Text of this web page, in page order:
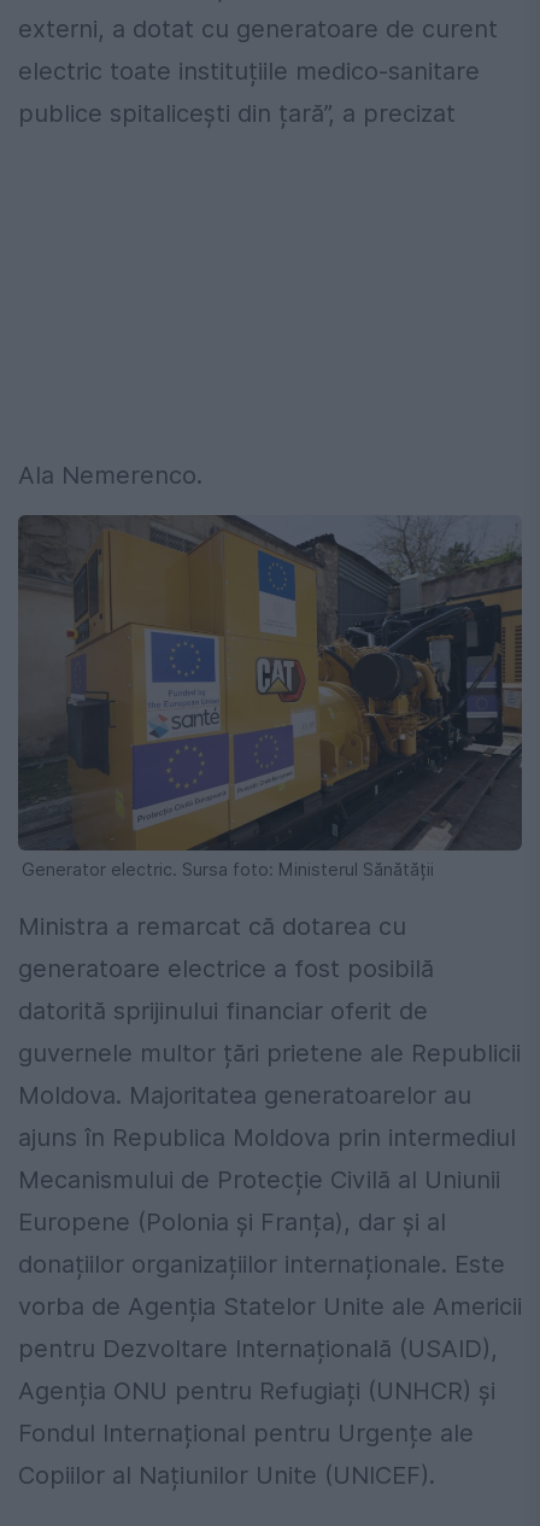
externi, a dotat cu generatoare de curent
electric toate instituțiile medico-sanitare
publice spitalicești din țară”, a precizat
Ala Nemerenco.
Generator electric. Sursa foto: Ministerul Sănătății
Ministra a remarcat că dotarea cu
generatoare electrice a fost posibilă
datorită sprijinului financiar oferit de
guvernele multor țări prietene ale Republicii
Moldova. Majoritatea generatoarelor au
ajuns în Republica Moldova prin intermediul
Mecanismului de Protecție Civilă al Uniunii
Europene (Polonia și Franța), dar și al
donațiilor organizațiilor internaționale. Este
vorba de Agenția Statelor Unite ale Americii
pentru Dezvoltare Internațională (USAID),
Agenția ONU pentru Refugiați (UNHCR) și
Fondul Internațional pentru Urgențe ale
Copiilor al Națiunilor Unite (UNICEF).